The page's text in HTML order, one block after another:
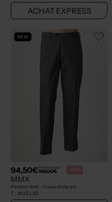
ACHAT EXPRESS
NEW
94,50€Prix boutique :
189,00€ -50%
MMX
Pantalon droit - Coupe droite gris
T : W33 L32